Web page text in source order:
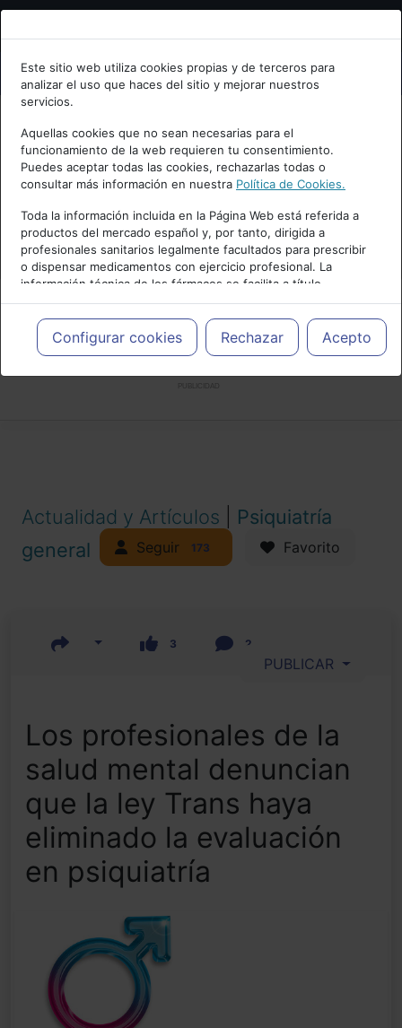
Bienvenid@ a psiquiatria.com
Escribe tu Email
Accede o regístrate con tu email.
Cancelar
Este sitio web utiliza cookies propias y de terceros para
analizar el uso que haces del sitio y mejorar nuestros
servicios.
Aquellas cookies que no sean necesarias para el
funcionamiento de la web requieren tu consentimiento.
Puedes aceptar todas las cookies, rechazarlas todas o
consultar más información en nuestra Política de Cookies.
Toda la información incluida en la Página Web está referida a
productos del mercado español y, por tanto, dirigida a
profesionales sanitarios legalmente facultados para prescribir
o dispensar medicamentos con ejercicio profesional. La
información técnica de los fármacos se facilita a título
meramente informativo, siendo responsabilidad de los
profesionales facultados prescribir medicamentos y decidir, en
cada caso concreto, el tratamiento más adecuado a las
necesidades del paciente.
Configurar cookies Rechazar Acepto
Actualidad y Artículos
Psiquiatría
general
Seguir 173 Favorito
3 2
PUBLICAR
Los profesionales de la
salud mental denuncian
que la ley Trans haya
eliminado la evaluación
en psiquiatría